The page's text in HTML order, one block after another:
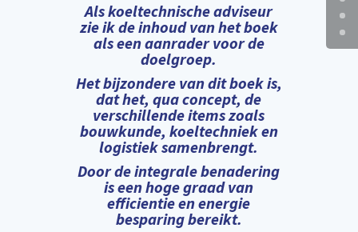
Als koeltechnische adviseur
zie ik de inhoud van het boek
als een aanrader voor de
doelgroep.
Het bijzondere van dit boek is,
dat het, qua concept, de
verschillende items zoals
bouwkunde, koeltechniek en
logistiek samenbrengt.
Door de integrale benadering
is een hoge graad van
efficientie en energie
besparing bereikt.